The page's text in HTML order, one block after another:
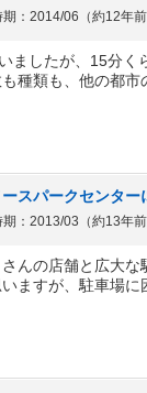
：2014/06（約12年前
ましたが、15分く
種類も、他の都市
スパークセンター
：2013/03（約13年前
んの店舗と広大な
ますが、駐車場に